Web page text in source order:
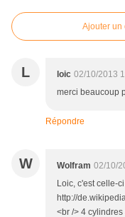
Ajouter un
L loic 02/10/2013
merci beaucoup
Répondre
W Wolfram 02/10/
Loic, c'est celle-
http://
<br /> 4